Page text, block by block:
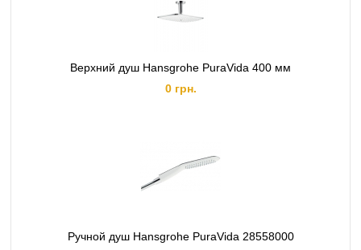
Верхний душ Hansgrohe PuraVida 400 мм
0 грн.
Ручной душ Hansgrohe PuraVida 28558000